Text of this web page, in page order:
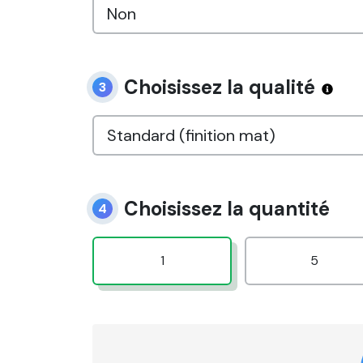
3 Choisissez la qualité
4 Choisissez la quantité
1 5